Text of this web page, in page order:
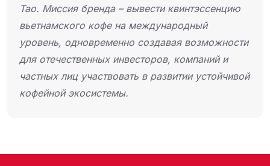
– вывести квинтэссенцию
на международный
создавая возможности
инвесторов, компаний и
в развитии устойчивой
сетей магазинов. Каждая
карте, следуя